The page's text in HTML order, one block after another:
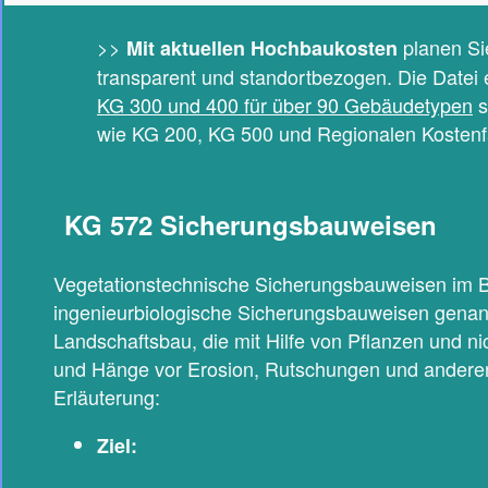
>> Mit aktuellen Hochbaukosten planen
transparent und standortbezogen. Die
KG 300 und 400 für über 90 Gebäudetypen
wie KG 200, KG 500 und Regionalen
KG 572 Sicherungsbauweisen
Vegetationstechnische Sicherungsbauweisen im
ingenieurbiologische Sicherungsbauweisen
Landschaftsbau, die mit Hilfe von Pflanzen und
und Hänge vor Erosion, Rutschungen und
Erläuterung:
Ziel: